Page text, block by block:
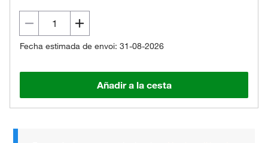
Fecha estimada de envoi: 31-08-2026
Añadir a la cesta